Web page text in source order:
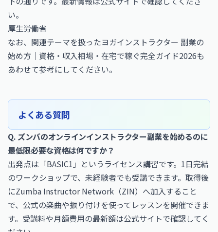
い。
厚生労働省
なお、関連テーマを扱ったヨガインストラクター 副業の
始め方｜資格・収入相場・在宅で稼ぐ完全ガイド2026も
あわせて参考にしてください。
よくある質問
Q. ズンバのオンラインインストラクター副業を始めるのに
最低限必要な資格は何ですか？
出発点は「BASIC1」というライセンス講習です。1日完結
のワークショップで、未経験者でも受講できます。取得後
にZumba Instructor Network（ZIN）へ加入すること
で、公式の楽曲や振り付けを使ってレッスンを開催できま
す。受講料や月額費用の最新額は公式サイトで確認してく